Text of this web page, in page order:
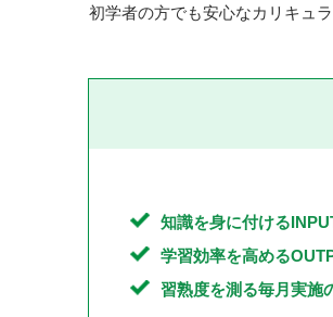
初学者の方でも安心なカリキュ
知識を身に付ける
学習効率を高める
習熟度を測る毎月実施